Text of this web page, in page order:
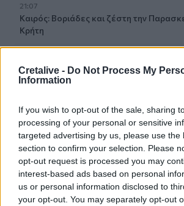
Cretalive - Do Not Process My
Information
If you wish to opt-out of the sale, sharing
processing of your personal or sensitive
targeted advertising by us, please use the
section to confirm your selection. Please
opt-out request is processed you may
interest-based ads based on personal
us or personal information disclosed to
your opt-out. You may separately opt-out
21:07
Καιρός: Βοριάδες και ζέστη την
Κρήτη
Γιατί δεν έσωσα το κουτάβι: Τι
κατέγραφε τη συμβίωση του μικρού
21:00
Χανιά: Τραγούδια που κουβαλούν
αναμνήσεις στο Αρχαιολογικό Μουσείο
20:49
Στην Κρήτη ο υπ. Υποδομών Χρίστος
τα έργα σε όλο το μήκος του ΒΟΑΚ»